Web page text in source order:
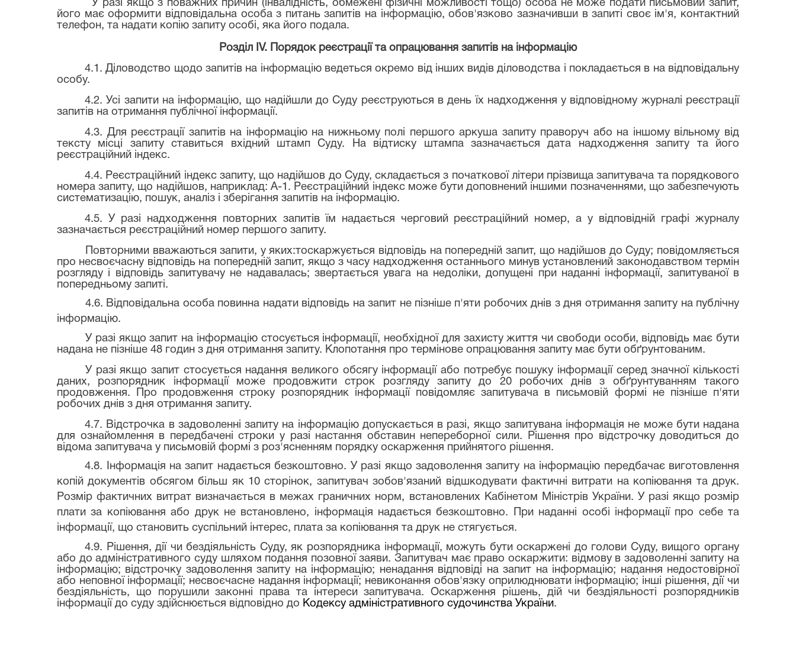
У разі якщо з поважних причин (інвалідність, обмежені фізичні можливості тощо) особа не може подати письмовий запит,
його має оформити відповідальна особа з питань запитів на інформацію, обов'язково зазначивши в запиті своє ім'я, контактний
телефон, та надати копію запиту особі, яка його подала.
Розділ IV. Порядок реєстрації та опрацювання запитів на інформацію
4.1. Діловодство щодо запитів на інформацію ведеться окремо від інших видів діловодства і покладається в на відповідальну
особу.
4.2. Усі запити на інформацію, що надійшли до Суду реєструються в день їх надходження у відповідному журналі реєстрації
запитів на отримання публічної інформації.
4.3. Для реєстрації запитів на інформацію на нижньому полі першого аркуша запиту праворуч або на іншому вільному від
тексту місці запиту ставиться вхідний штамп Суду. На відтиску штампа зазначається дата надходження запиту та його
реєстраційний індекс.
4.4. Реєстраційний індекс запиту, що надійшов до Суду, складається з початкової літери прізвища запитувача та порядкового
номера запиту, що надійшов, наприклад: А-1. Реєстраційний індекс може бути доповнений іншими позначеннями, що забезпечують
систематизацію, пошук, аналіз і зберігання запитів на інформацію.
4.5. У разі надходження повторних запитів їм надається черговий реєстраційний номер, а у відповідній графі журналу
зазначається реєстраційний номер першого запиту.
Повторними вважаються запити, у яких:тоскаржується відповідь на попередній запит, що надійшов до Суду; повідомляється
про несвоєчасну відповідь на попередній запит, якщо з часу надходження останнього минув установлений законодавством термін
розгляду і відповідь запитувачу не надавалась; звертається увага на недоліки, допущені при наданні інформації, запитуваної в
попередньому запиті.
4.6. Відповідальна особа повинна надати відповідь на запит не пізніше п'яти робочих днів з дня отримання запиту на публічну
інформацію.
У разі якщо запит на інформацію стосується інформації, необхідної для захисту життя чи свободи особи, відповідь має бути
надана не пізніше 48 годин з дня отримання запиту. Клопотання про термінове опрацювання запиту має бути обґрунтованим.
У разі якщо запит стосується надання великого обсягу інформації або потребує пошуку інформації серед значної кількості
даних, розпорядник інформації може продовжити строк розгляду запиту до 20 робочих днів з обґрунтуванням такого
продовження. Про продовження строку розпорядник інформації повідомляє запитувача в письмовій формі не пізніше п'яти
робочих днів з дня отримання запиту.
4.7. Відстрочка в задоволенні запиту на інформацію допускається в разі, якщо запитувана інформація не може бути надана
для ознайомлення в передбачені строки у разі настання обставин непереборної сили. Рішення про відстрочку доводиться до
відома запитувача у письмовій формі з роз'ясненням порядку оскарження прийнятого рішення.
4.8. Інформація на запит надається безкоштовно. У разі якщо задоволення запиту на інформацію передбачає виготовлення
копій документів обсягом більш як 10 сторінок, запитувач зобов'язаний відшкодувати фактичні витрати на копіювання та друк.
Розмір фактичних витрат визначається в межах граничних норм, встановлених Кабінетом Міністрів України. У разі якщо розмір
плати за копіювання або друк не встановлено, інформація надається безкоштовно. При наданні особі інформації про себе та
інформації, що становить суспільний інтерес, плата за копіювання та друк не стягується.
4.9. Рішення, дії чи бездіяльність Суду, як розпорядника інформації, можуть бути оскаржені до голови Суду, вищого органу
або до адміністративного суду шляхом подання позовної заяви. Запитувач має право оскаржити: відмову в задоволенні запиту на
інформацію; відстрочку задоволення запиту на інформацію; ненадання відповіді на запит на інформацію; надання недостовірної
або неповної інформації; несвоєчасне надання інформації; невиконання обов'язку оприлюднювати інформацію; інші рішення, дії чи
бездіяльність, що порушили законні права та інтереси запитувача. Оскарження рішень, дій чи бездіяльності розпорядників
інформації до суду здійснюється відповідно до Кодексу адміністративного судочинства України.